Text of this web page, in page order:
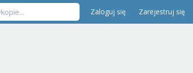
Zaloguj się Zarejestruj się